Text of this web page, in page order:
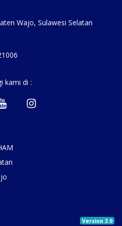
Wajo, Sulawesi Selatan
kami di :
Version 3.0